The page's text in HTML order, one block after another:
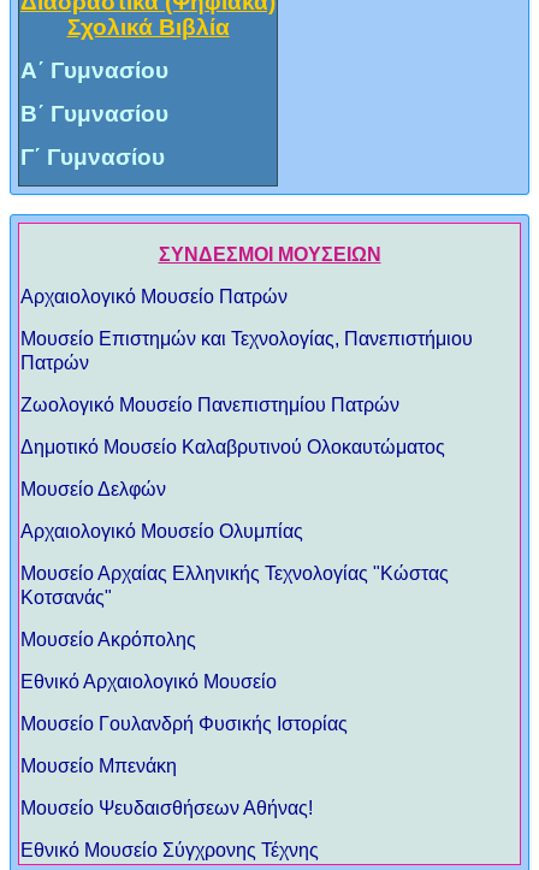
Σχολικά Βιβλία
Α΄ Γυμνασίου
Β΄ Γυμνασίου
Γ΄ Γυμνασίου
ΣΥΝΔΕΣΜΟΙ ΜΟΥΣΕΙΩΝ
Αρχαιολογικό Μουσείο Πατρών
Μουσείο Επιστημών και Τεχνολογίας, Πανεπιστήμιου
Πατρών
Ζωολογικό Μουσείο Πανεπιστημίου Πατρών
Δημοτικό Μουσείο Καλαβρυτινού Ολοκαυτώματος
Μουσείο Δελφών
Αρχαιολογικό Μουσείο Ολυμπίας
Μουσείο Αρχαίας Ελληνικής Τεχνολογίας "Κώστας
Κοτσανάς"
Μουσείο Ακρόπολης
Eθνικό Αρχαιολογικό Μουσείο
Μουσείο Γουλανδρή Φυσικής Ιστορίας
Μουσείο Μπενάκη
Μουσείο Ψευδαισθήσεων Αθήνας!
Εθνικό Μουσείο Σύγχρονης Τέχνης